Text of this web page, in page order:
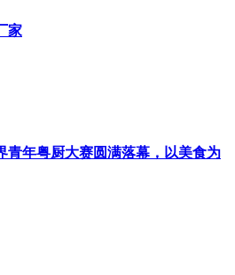
家
青年粤厨大赛圆满落幕，以美食为